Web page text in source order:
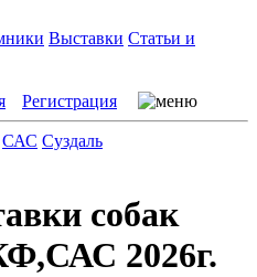
Выставки Статьи и
Регистрация
САС Суздаль
собак
2026г.